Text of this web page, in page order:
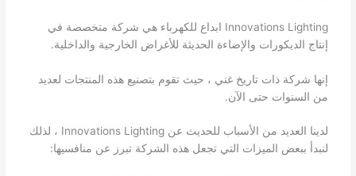
Innovations Lighting ابداع للكهرباء هي شركة متخصصة في
إنتاج الديكورات والإضاءة الحديثة للأغراض الخارجية والداخلية.
إنها شركة ذات تاريخ غني ، حيث تقوم بتصنيع هذه المنتجات لعديد
من السنوات حتى الآن.
لدينا العديد من الأسباب للحديث عن Innovations Lighting ، لذلك
لنبدأ ببعض الميزات التي تجعل هذه الشركة تبرز عن منافسيها: